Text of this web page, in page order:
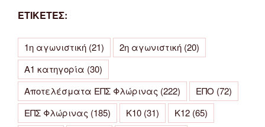
ΕΤΙΚΕΤΕΣ:
1η αγωνιστική (21) 2η αγωνιστική (20)
Α1 κατηγορία (30)
Αποτελέσματα ΕΠΣ Φλώρινας (222) ΕΠΟ (72)
ΕΠΣ Φλώρινας (185) Κ10 (31) Κ12 (65)